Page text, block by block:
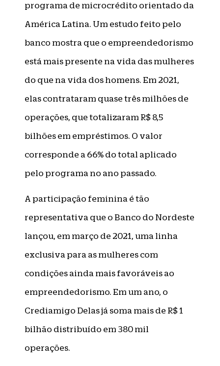
programa de microcrédito orientado da
América Latina. Um estudo feito pelo
banco mostra que o empreendedorismo
está mais presente na vida das mulheres
do que na vida dos homens. Em 2021,
elas contrataram quase três milhões de
operações, que totalizaram R$ 8,5
bilhões em empréstimos. O valor
corresponde a 66% do total aplicado
pelo programa no ano passado.
A participação feminina é tão
representativa que o Banco do Nordeste
lançou, em março de 2021, uma linha
exclusiva para as mulheres com
condições ainda mais favoráveis ao
empreendedorismo. Em um ano, o
Crediamigo Delas já soma mais de R$ 1
bilhão distribuído em 380 mil
operações.